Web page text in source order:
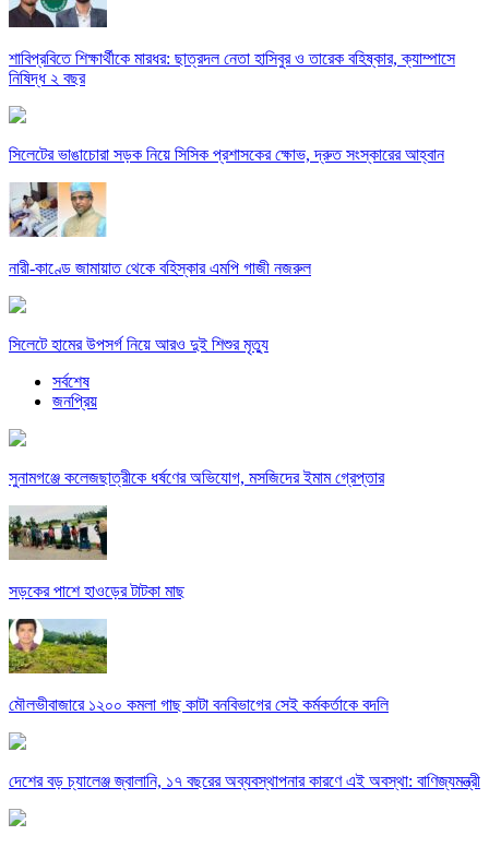
শাবিপ্রবিতে শিক্ষার্থীকে মারধর: ছাত্রদল নেতা হাসিবুর ও তারেক বহিষ্কার, ক্যাম্পাসে
নিষিদ্ধ ২ বছর
সিলেটের ভাঙাচোরা সড়ক নিয়ে সিসিক প্রশাসকের ক্ষোভ, দ্রুত সংস্কারের আহ্বান
নারী-কাণ্ডে জামায়াত থেকে বহিস্কার এমপি গাজী নজরুল
সিলেটে হামের উপসর্গ নিয়ে আরও দুই শিশুর মৃত্যু
সর্বশেষ
জনপ্রিয়
সুনামগঞ্জে কলেজছাত্রীকে ধর্ষণের অভিযোগ, মসজিদের ইমাম গ্রেপ্তার
সড়কের পাশে হাওড়ের টাটকা মাছ
মৌলভীবাজারে ১২০০ কমলা গাছ কাটা বনবিভাগের সেই কর্মকর্তাকে বদলি
দেশের বড় চ্যালেঞ্জ জ্বালানি, ১৭ বছরের অব্যবস্থাপনার কারণে এই অবস্থা: বাণিজ্যমন্ত্রী